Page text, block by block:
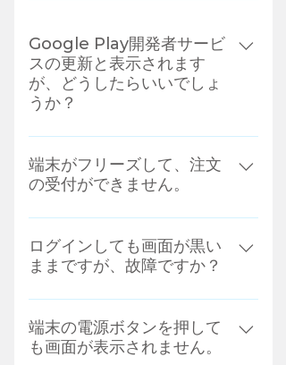
Google Play開発者サービ
スの更新と表示されます
が、どうしたらいいでしょ
うか？
欄外の部分をクリックいただいただ
ければ、スキップできます。
端末がフリーズして、注文
の受付ができません。
電源と音量ボタンを同時に押した可
能性があるので再起動してくださ
い。
ログインしても画面が黒い
ままですが、故障ですか？
待ち受け画面になります。
端末の電源ボタンを押して
も画面が表示されません。